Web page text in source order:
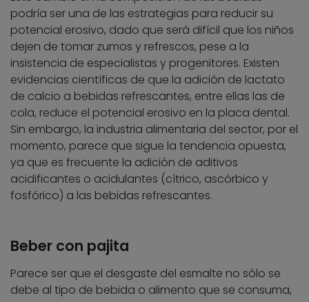
podría ser una de las estrategias para reducir su
potencial erosivo, dado que será difícil que los niños
dejen de tomar zumos y refrescos, pese a la
insistencia de especialistas y progenitores. Existen
evidencias científicas de que la adición de lactato
de calcio a bebidas refrescantes, entre ellas las de
cola, reduce el potencial erosivo en la placa dental.
Sin embargo, la industria alimentaria del sector, por el
momento, parece que sigue la tendencia opuesta,
ya que es frecuente la adición de aditivos
acidificantes o acidulantes (cítrico, ascórbico y
fosfórico) a las bebidas refrescantes.
Beber con pajita
Parece ser que el desgaste del esmalte no sólo se
debe al tipo de bebida o alimento que se consuma,